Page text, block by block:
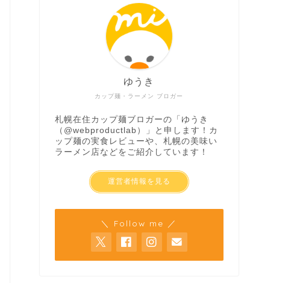
カップ麺・ラーメン ブロガー
ゆうき
札幌在住カップ麺ブロガーの「ゆうき
（ @webproductlab ）」と申します！カ
ップ麺の実食レビューや、札幌の美味い
ラーメン店などをご紹介しています！
運営者情報を見る
＼ Follow me ／